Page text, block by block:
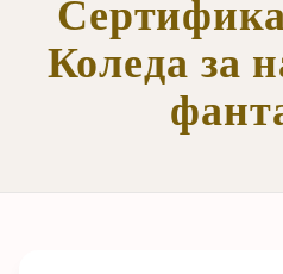
Коледа за